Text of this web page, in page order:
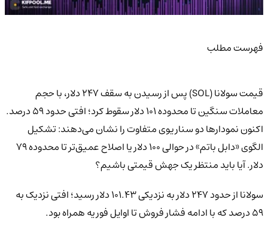
فهرست مطلب
قیمت سولانا (SOL) پس از رسیدن به سقف ۲۴۷ دلار، با حجم
معاملات سنگین تا محدوده ۱۰۱ دلار سقوط کرد؛ افتی حدود ۵۹ درصد.
اکنون نمودارها دو سناریوی متفاوت را نشان می‌دهند: تشکیل
الگوی «دابل باتم» در حوالی ۱۰۰ دلار یا اصلاح عمیق‌تر تا محدوده ۷۹
دلار. آیا باید منتظر یک جهش قیمتی باشیم؟
سولانا از حدود ۲۴۷ دلار به نزدیکی ۱۰۱.۴۳ دلار رسید؛ افتی نزدیک به
۵۹ درصد که با ادامه فشار فروش تا اوایل فوریه همراه بود.